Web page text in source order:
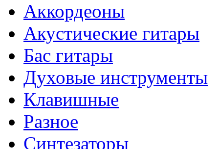
Аккордеоны
Акустические гитары
Бас гитары
Духовые инструменты
Клавишные
Разное
Синтезаторы